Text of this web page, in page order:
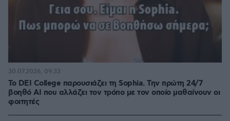
Το DEI College παρουσιάζει τη Sophia. Την πρώτη 24/7
βοηθό AI που αλλάζει τον τρόπο με τον οποίο μαθαίνουν οι
φοιτητές
30.07.2026, 09:33